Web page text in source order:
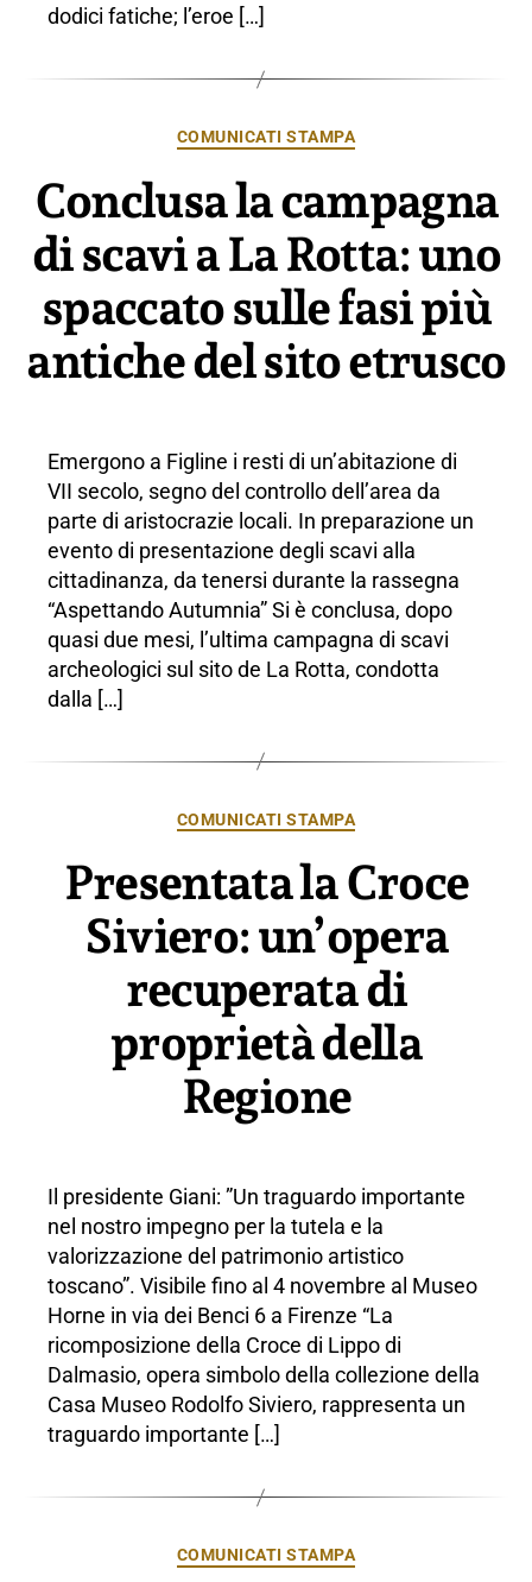
dodici fatiche; l’eroe […]
Categorie
COMUNICATI STAMPA
Conclusa la campagna
di scavi a La Rotta: uno
spaccato sulle fasi più
antiche del sito etrusco
Emergono a Figline i resti di un’abitazione di
VII secolo, segno del controllo dell’area da
parte di aristocrazie locali. In preparazione un
evento di presentazione degli scavi alla
cittadinanza, da tenersi durante la rassegna
“Aspettando Autumnia” Si è conclusa, dopo
quasi due mesi, l’ultima campagna di scavi
archeologici sul sito de La Rotta, condotta
dalla […]
Categorie
COMUNICATI STAMPA
Presentata la Croce
Siviero: un’opera
recuperata di
proprietà della
Regione
Il presidente Giani: ”Un traguardo importante
nel nostro impegno per la tutela e la
valorizzazione del patrimonio artistico
toscano”. Visibile fino al 4 novembre al Museo
Horne in via dei Benci 6 a Firenze “La
ricomposizione della Croce di Lippo di
Dalmasio, opera simbolo della collezione della
Casa Museo Rodolfo Siviero, rappresenta un
traguardo importante […]
Categorie
COMUNICATI STAMPA